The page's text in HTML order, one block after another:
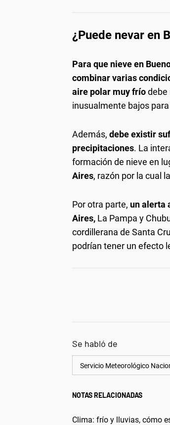
¿Puede nevar en
Para que nieve en
combinar varias
aire polar muy fríodebe
inusualmente bajos
Además, debe existir
precipitaciones. La
formación de nieve en
Aires, razón por la cual
Por otra parte, un alerta
Aires, La Pampa y
cordillerana de Santa
podrían tener un efecto
Se habló de
Servicio Meteorológico
NOTAS RELACIONADAS
Clima: frío y lluvias, cómo